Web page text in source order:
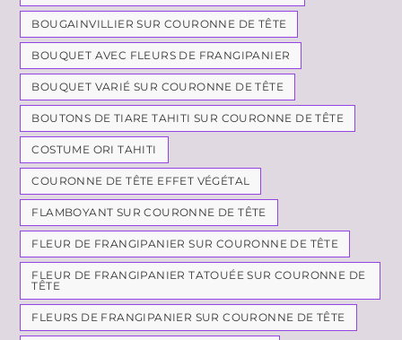
BOUGAINVILLIER SUR COURONNE DE TÊTE
BOUQUET AVEC FLEURS DE FRANGIPANIER
BOUQUET VARIÉ SUR COURONNE DE TÊTE
BOUTONS DE TIARE TAHITI SUR COURONNE DE TÊTE
COSTUME ORI TAHITI
COURONNE DE TÊTE EFFET VÉGÉTAL
FLAMBOYANT SUR COURONNE DE TÊTE
FLEUR DE FRANGIPANIER SUR COURONNE DE TÊTE
FLEUR DE FRANGIPANIER TATOUÉE SUR COURONNE DE
TÊTE
FLEURS DE FRANGIPANIER SUR COURONNE DE TÊTE